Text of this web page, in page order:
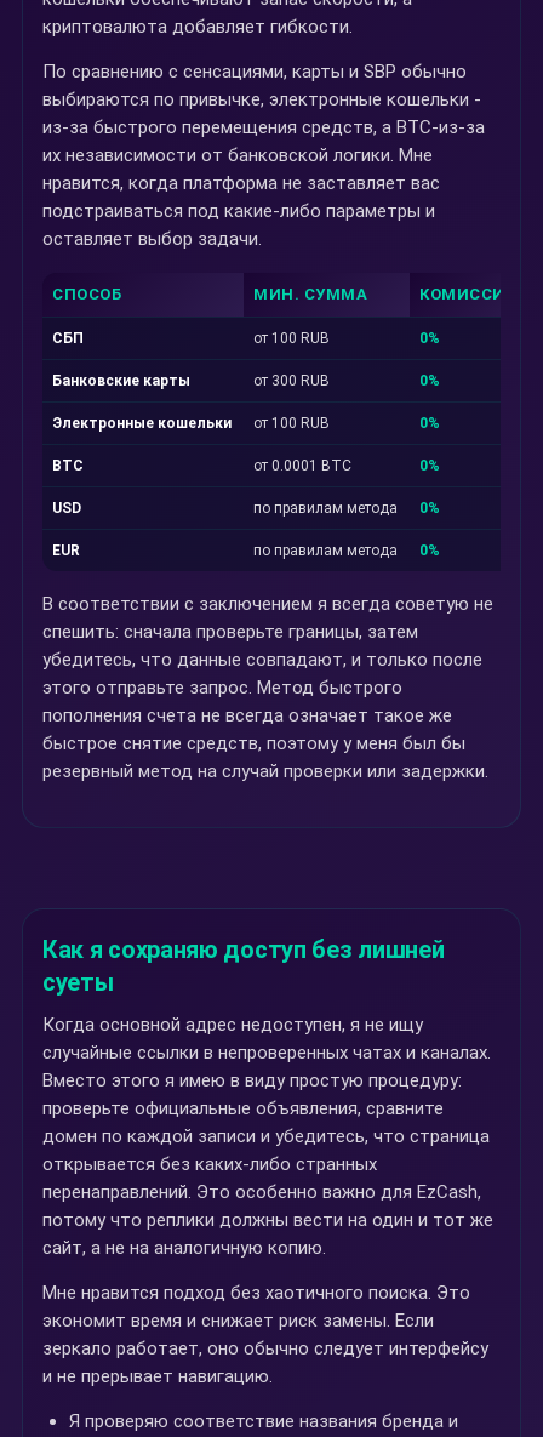
криптовалюта добавляет гибкости.
По сравнению с сенсациями, карты и SBP обычно
выбираются по привычке, электронные кошельки -
из-за быстрого перемещения средств, а BTC-из-за
их независимости от банковской логики. Мне
нравится, когда платформа не заставляет вас
подстраиваться под какие-либо параметры и
оставляет выбор задачи.
СПОСОБ МИН. СУММА КОМИССИЯ
СБП от 100 RUB 0%
Банковские карты от 300 RUB 0%
Электронные кошельки от 100 RUB 0%
BTC от 0.0001 BTC 0%
USD по правилам метода 0%
EUR по правилам метода 0%
В соответствии с заключением я всегда советую не
спешить: сначала проверьте границы, затем
убедитесь, что данные совпадают, и только после
этого отправьте запрос. Метод быстрого
пополнения счета не всегда означает такое же
быстрое снятие средств, поэтому у меня был бы
резервный метод на случай проверки или задержки.
Как я сохраняю доступ без лишней
суеты
Когда основной адрес недоступен, я не ищу
случайные ссылки в непроверенных чатах и каналах.
Вместо этого я имею в виду простую процедуру:
проверьте официальные объявления, сравните
домен по каждой записи и убедитесь, что страница
открывается без каких-либо странных
перенаправлений. Это особенно важно для EzCash,
потому что реплики должны вести на один и тот же
сайт, а не на аналогичную копию.
Мне нравится подход без хаотичного поиска. Это
экономит время и снижает риск замены. Если
зеркало работает, оно обычно следует интерфейсу
и не прерывает навигацию.
Я проверяю соответствие названия бренда и